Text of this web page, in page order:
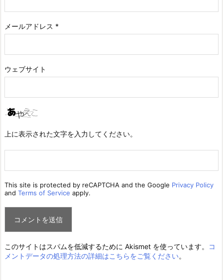
メールアドレス *
ウェブサイト
上に表示された文字を入力してください。
This site is protected by reCAPTCHA and the Google Privacy Policy
and Terms of Service apply.
このサイトはスパムを低減するために Akismet を使っています。
コ
メントデータの処理方法の詳細はこちらをご覧ください。